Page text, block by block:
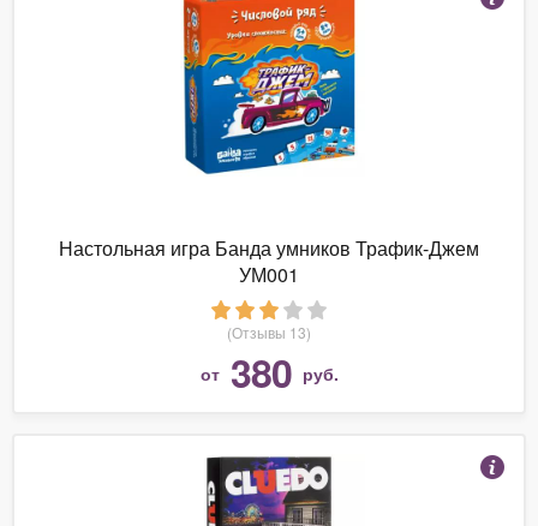
Настольная игра Банда умников Трафик-Джем
УМ001
(Отзывы 13)
от 380 руб.